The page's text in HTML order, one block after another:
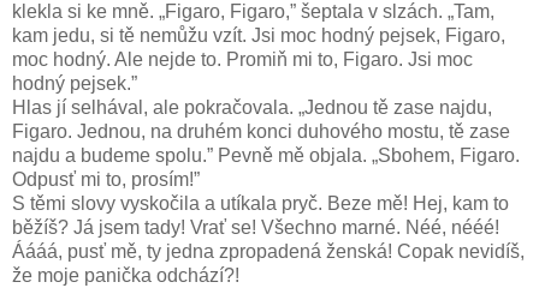
klekla si ke mně. „Figaro, Figaro,” šeptala v slzách. „Tam,
kam jedu, si tě nemůžu vzít. Jsi moc hodný pejsek, Figaro,
moc hodný. Ale nejde to. Promiň mi to, Figaro. Jsi moc
hodný pejsek.”
Hlas jí selhával, ale pokračovala. „Jednou tě zase najdu,
Figaro. Jednou, na druhém konci duhového mostu, tě zase
najdu a budeme spolu.” Pevně mě objala. „Sbohem, Figaro.
Odpusť mi to, prosím!”
S těmi slovy vyskočila a utíkala pryč. Beze mě! Hej, kam to
běžíš? Já jsem tady! Vrať se! Všechno marné. Néé, nééé!
Áááá, pusť mě, ty jedna zpropadená ženská! Copak nevidíš,
že moje panička odchází?!